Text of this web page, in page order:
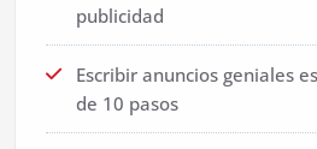
publicidad
Escribir anuncios geniales
de 10 pasos